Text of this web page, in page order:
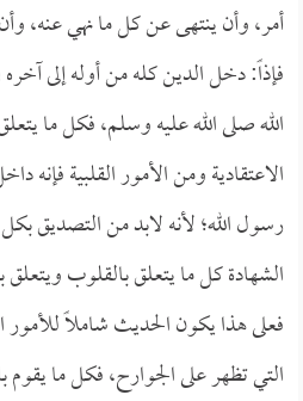
أمر، وأن ينتهى عن كل ما نهي عنه، وأن
فإذاً: دخل الدين كله من أوله إلى
الله صلى الله عليه وسلم، فكل ما
الاعتقادية ومن الأمور القلبية فإنه
رسول الله؛ لأنه لابد من التصديق
الشهادة كل ما يتعلق بالقلوب ويتعلق
فعلى هذا يكون الحديث شاملاً للأمور
التي تظهر على الجوارح، فكل ما يقوم